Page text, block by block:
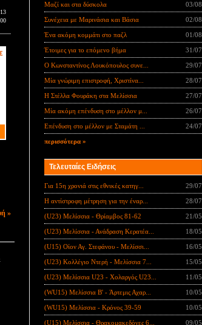
»
Μαζί και στα δύσκολα 03/08
Συνέχεια με Μαρινάσια και Βάσια 02/08
Ένα ακόμη κομμάτι στο παζλ 01/08
Έτοιμες για το επόμενο βήμα 31/07
Ο Κωνσταντίνος Λουκόπουλος συνε... 29/07
Μία γνώριμη επιστροφή, Χριστίνα... 28/07
Η Στέλλα Φουράκη στα Μελίσσια 27/07
Μία ακόμη επένδυση στο μέλλον μ... 26/07
Επένδυση στο μέλλον με Σταμάτη ... 24/07
περισσότερα »
Τελευταίες Ειδήσεις
Για 15η χρονιά στις εθνικές κατηγ... 29/07
Η αντίστροφη μέτρηση για την έναρ... 28/07
(U23) Μελίσσια - Θρίαμβος 81-62 21/05
(U23) Μελίσσια - Ανάδραση Κερατέα... 18/05
(U15) Οίον Αγ. Στεφάνου - Μελίσσι... 16/05
(U23) Κολλέγιο Ντερή - Μελίσσια 7... 15/05
(U23) Μελίσσια U23 - Χολαργός U23... 11/05
(WU15) Μελίσσια B' - Άρτεμις Αχαρ... 10/05
(WU15) Μελίσσια - Κρόνος 39-59 10/05
(U15) Μελίσσια - Θρακομακεδόνες 6... 09/05